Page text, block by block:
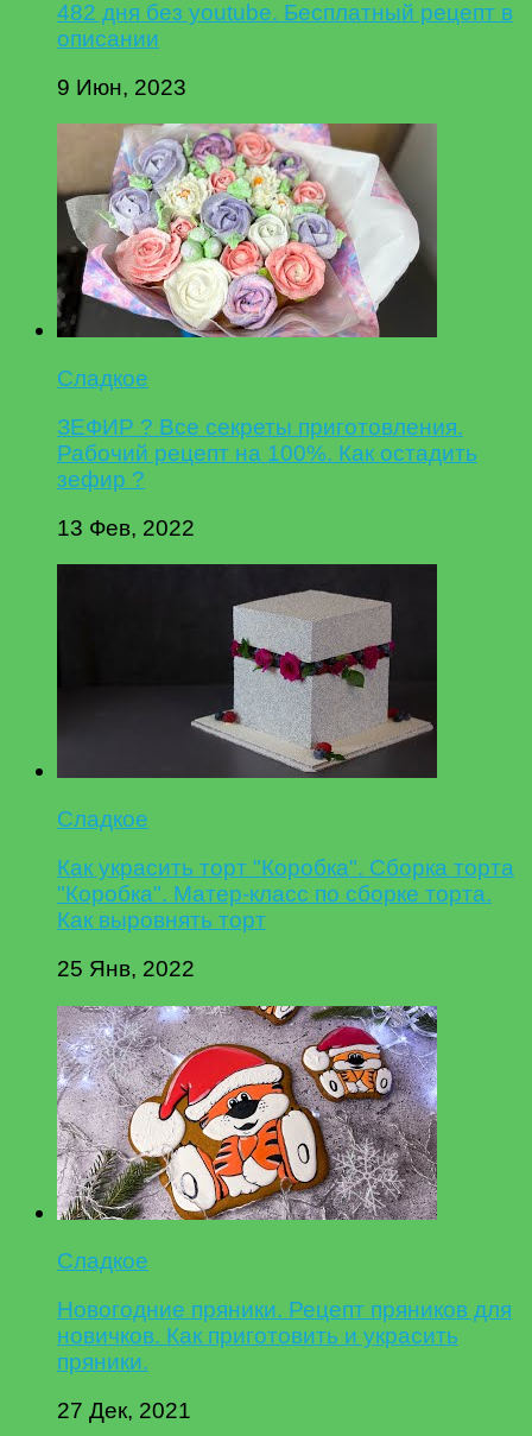
482 дня без youtube. Бесплатный рецепт в
описании
9 Июн, 2023
Сладкое
ЗЕФИР ? Все секреты приготовления.
Рабочий рецепт на 100%. Как остадить
зефир ?
13 Фев, 2022
Сладкое
Как украсить торт "Коробка". Сборка торта
"Коробка". Матер-класс по сборке торта.
Как выровнять торт
25 Янв, 2022
Сладкое
Новогодние пряники. Рецепт пряников для
новичков. Как приготовить и украсить
пряники.
27 Дек, 2021